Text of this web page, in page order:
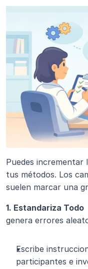
Puedes incrementar
tus métodos. Los
suelen marcar una
1. Estandariza Todo
genera errores
Escribe
participantes e